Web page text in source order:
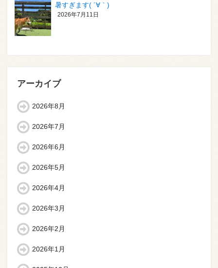
暑すぎます( ´∀｀)
2026年7月11日
アーカイブ
2026年8月
2026年7月
2026年6月
2026年5月
2026年4月
2026年3月
2026年2月
2026年1月